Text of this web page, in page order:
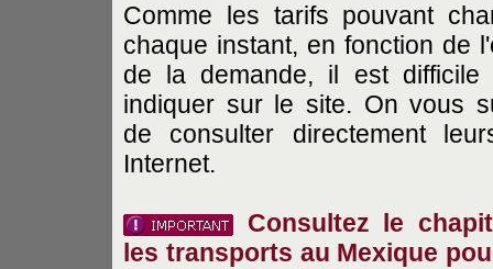
Comme les tarifs pouvant
chaque instant, en fonction de
de la demande, il est difficile
indiquer sur le site. On vous
de consulter directement
Internet.
Consultez le
les transports au Mexique